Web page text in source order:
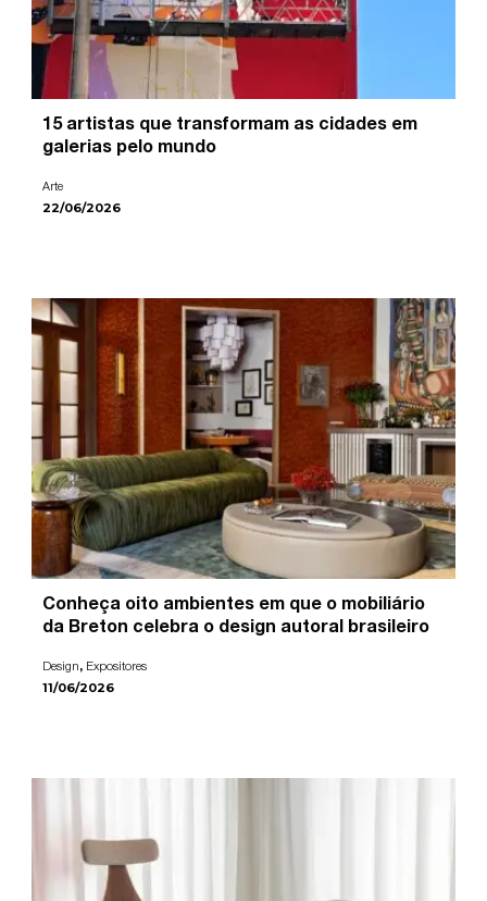
15 artistas que transformam as cidades em
galerias pelo mundo
Arte
22/06/2026
Conheça oito ambientes em que o mobiliário
da Breton celebra o design autoral brasileiro
Design, Expositores
11/06/2026